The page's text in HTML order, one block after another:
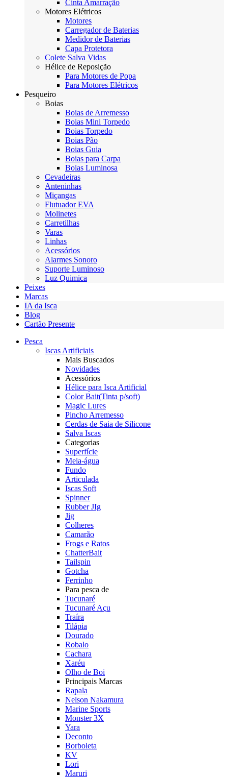
Cinta Amarração
Motores Elétricos
Motores
Carregador de Baterias
Medidor de Baterias
Capa Protetora
Colete Salva Vidas
Hélice de Reposição
Para Motores de Popa
Para Motores Elétricos
Pesqueiro
Boias
Boias de Arremesso
Boias Mini Torpedo
Boias Torpedo
Boias Pão
Boias Guia
Boias para Carpa
Boias Luminosa
Cevadeiras
Anteninhas
Miçangas
Flutuador EVA
Molinetes
Carretilhas
Varas
Linhas
Acessórios
Alarmes Sonoro
Suporte Luminoso
Luz Quimica
Peixes
Marcas
IA da Isca
Blog
Cartão Presente
Pesca
Iscas Artificiais
Mais Buscados
Novidades
Acessórios
Hélice para Isca Artificial
Color Bait(Tinta p/soft)
Magic Lures
Pincho Arremesso
Cerdas de Saia de Silicone
Salva Iscas
Categorias
Superfície
Meia-água
Fundo
Articulada
Iscas Soft
Spinner
Rubber JIg
Jig
Colheres
Camarão
Frogs e Ratos
ChatterBait
Tailspin
Gotcha
Ferrinho
Para pesca de
Tucunaré
Tucunaré Açu
Traíra
Tilápia
Dourado
Robalo
Cachara
Xaréu
Olho de Boi
Principais Marcas
Rapala
Nelson Nakamura
Marine Sports
Monster 3X
Yara
Deconto
Borboleta
KV
Lori
Maruri